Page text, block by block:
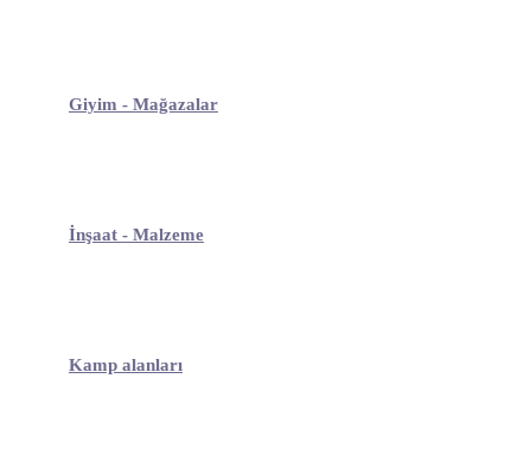
Giyim - Mağazalar
İnşaat - Malzeme
Kamp alanları